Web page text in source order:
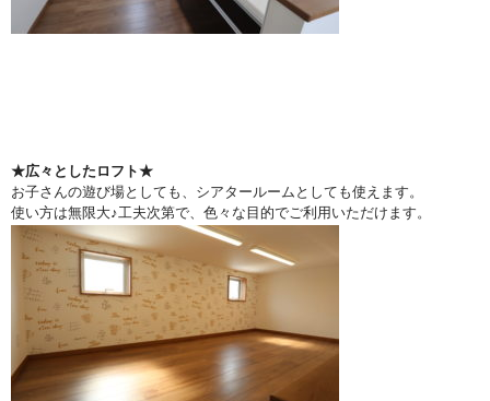
★広々としたロフト★
お子さんの遊び場としても、シアタールームとしても使えます。
使い方は無限大♪工夫次第で、色々な目的でご利用いただけます。